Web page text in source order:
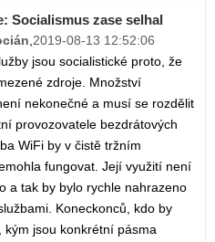
Socialismus zase selhal
2019-08-13 12:52:06
jsou socialistické proto, že
zdroje. Množství
nekonečné a musí se rozdělit
provozovatele bezdrátových
WiFi by v čistě tržním
fungovat. Její využití není
a tak by bylo rychle nahrazeno
Koneckonců, kdo by
kým jsou konkrétní pásma